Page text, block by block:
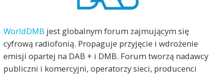
WorldDMB jest globalnym forum zajmującym się
cyfrową radiofonią. Propaguje przyjęcie i wdrożenie
emisji opartej na DAB + i DMB. Forum tworzą nadawcy
publiczni i komercyjni, operatorzy sieci, producenci